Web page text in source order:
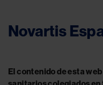
Novartis
El contenido de esta